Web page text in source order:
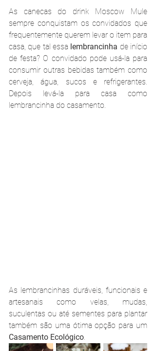
As canecas do drink Moscow Mule
sempre conquistam os convidados que
frequentemente querem levar o item para
casa, que tal essa lembrancinha de início
de festa? O convidado pode usá-la para
consumir outras bebidas também como
cerveja, água, sucos e refrigerantes.
Depois levá-la para casa como
lembrancinha do casamento.
As lembrancinhas duráveis, funcionais e
artesanais como velas, mudas,
suculentas ou até sementes para plantar
Casamento Ecológico.